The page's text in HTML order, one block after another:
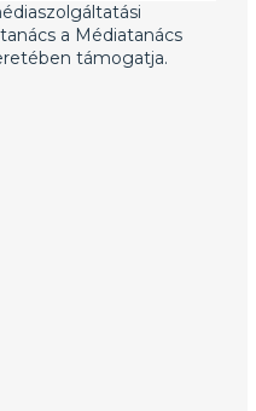
a Médiatanács
támogatja.